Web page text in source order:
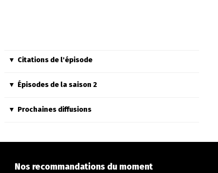
Citations de l'épisode
Épisodes de la saison 2
Prochaines diffusions
Nos recommandations du moment